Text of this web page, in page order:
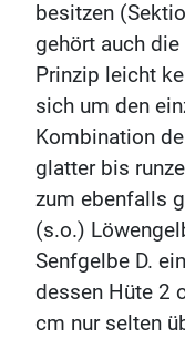
besitzen
gehört auch
Prinzip leicht
sich um den
Kombination
glatter bis
zum ebenfalls
(s.o.)
Senfgelbe D.
dessen Hüte 2
cm nur selten